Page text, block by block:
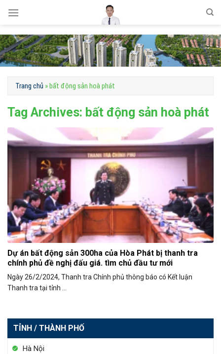
Trang chủ »bất động sản hoà phát
TỈNH / THÀNH PHỐ
Hà Nội
Tag Archives: bất động sản hoà phát
Dự án bất động sản 300ha của Hòa Phát bị thanh tra
chính phủ đề nghị đấu giá. tìm chủ đầu tư mới
Ngày 26/2/2024, Thanh tra Chính phủ thông báo có Kết luận
Thanh tra tại tỉnh ...